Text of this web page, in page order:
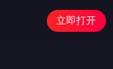
立即打开